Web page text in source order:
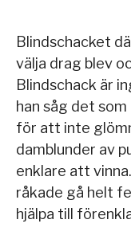
Blindschacket
välja drag blev
Blindschack är
han såg det
för att inte
damblunder av
enklare att
råkade gå helt
hjälpa till